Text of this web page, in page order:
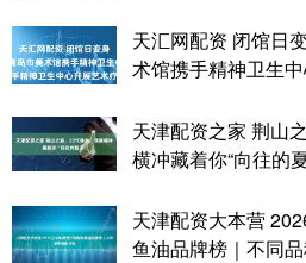
天汇网配资 闭馆日
术馆携手精神卫生
天津配资之家 荆山
横冲藏着你“向往的
天津配资大本营
鱼油品牌榜｜不同